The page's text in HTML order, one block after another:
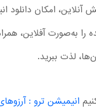
امکان
به‌صورت آفلاین،
لذت ببرید.
انیمیشن ترو :